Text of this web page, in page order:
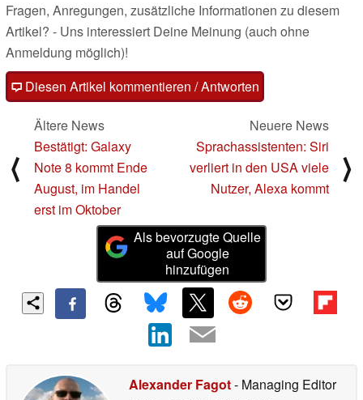
Fragen, Anregungen, zusätzliche Informationen zu diesem
Artikel? - Uns interessiert Deine Meinung (auch ohne
Anmeldung möglich)!
Diesen Artikel kommentieren / Antworten
⟨
Ältere News
Bestätigt: Galaxy
Note 8 kommt Ende
August, im Handel
erst im Oktober
Neuere News
Sprachassistenten: Siri
verliert in den USA viele
Nutzer, Alexa kommt
⟩
Als bevorzugte Quelle
auf Google
hinzufügen
Alexander Fagot- Managing Editor